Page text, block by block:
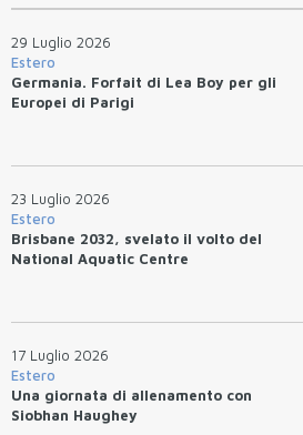
29 Luglio 2026
Estero
Germania. Forfait di Lea Boy per gli
Europei di Parigi
23 Luglio 2026
Estero
Brisbane 2032, svelato il volto del
National Aquatic Centre
17 Luglio 2026
Estero
Una giornata di allenamento con
Siobhan Haughey